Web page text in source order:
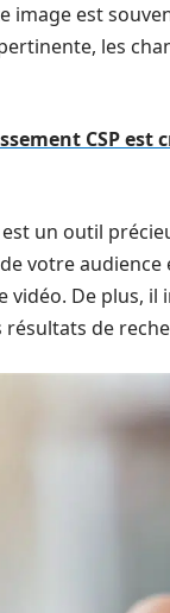
image est
les
CSP
un outil
votre
De plus, il
résultats de